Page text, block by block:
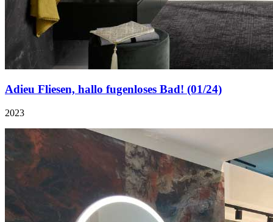
Adieu Fliesen, hallo fugenloses Bad! (01/24)
2023